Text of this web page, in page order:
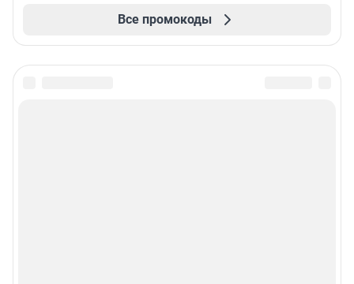
Все промокоды